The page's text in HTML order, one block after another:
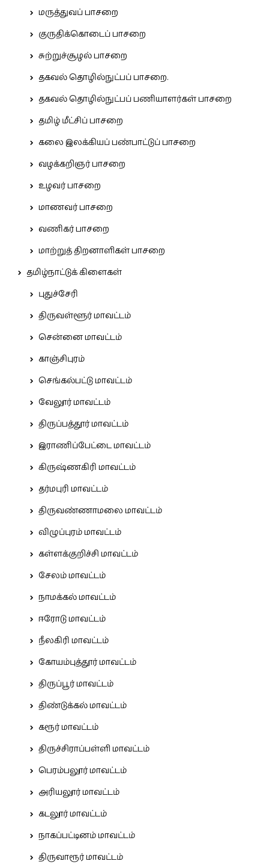
மருத்துவப் பாசறை
குருதிக்கொடைப் பாசறை
சுற்றுச்சூழல் பாசறை
தகவல் தொழில்நுட்பப் பாசறை.
தகவல் தொழில்நுட்பப் பணியாளர்கள் பாசறை
தமிழ் மீட்சிப் பாசறை
கலை இலக்கியப் பண்பாட்டுப் பாசறை
வழக்கறிஞர் பாசறை
உழவர் பாசறை
மாணவர் பாசறை
வணிகர் பாசறை
மாற்றுத் திறனாளிகள் பாசறை
தமிழ்நாட்டுக் கிளைகள்
புதுச்சேரி
திருவள்ளூர் மாவட்டம்
சென்னை மாவட்டம்
காஞ்சிபுரம்
செங்கல்பட்டு மாவட்டம்
வேலூர் மாவட்டம்
திருப்பத்தூர் மாவட்டம்
இராணிப்பேட்டை மாவட்டம்
கிருஷ்ணகிரி மாவட்டம்
தர்மபுரி மாவட்டம்
திருவண்ணாமலை மாவட்டம்
விழுப்புரம் மாவட்டம்
கள்ளக்குறிச்சி மாவட்டம்
சேலம் மாவட்டம்
நாமக்கல் மாவட்டம்
ஈரோடு மாவட்டம்
நீலகிரி மாவட்டம்
கோயம்புத்தூர் மாவட்டம்
திருப்பூர் மாவட்டம்
திண்டுக்கல் மாவட்டம்
கரூர் மாவட்டம்
திருச்சிராப்பள்ளி மாவட்டம்
பெரம்பலூர் மாவட்டம்
அரியலூர் மாவட்டம்
கடலூர் மாவட்டம்
நாகப்பட்டினம் மாவட்டம்
திருவாரூர் மாவட்டம்